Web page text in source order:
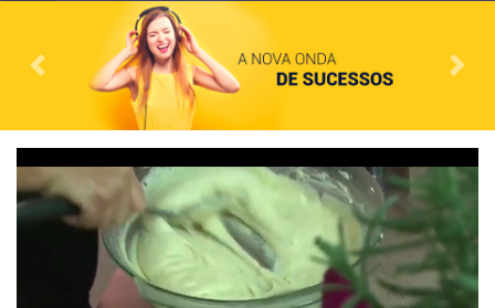
Previous Next